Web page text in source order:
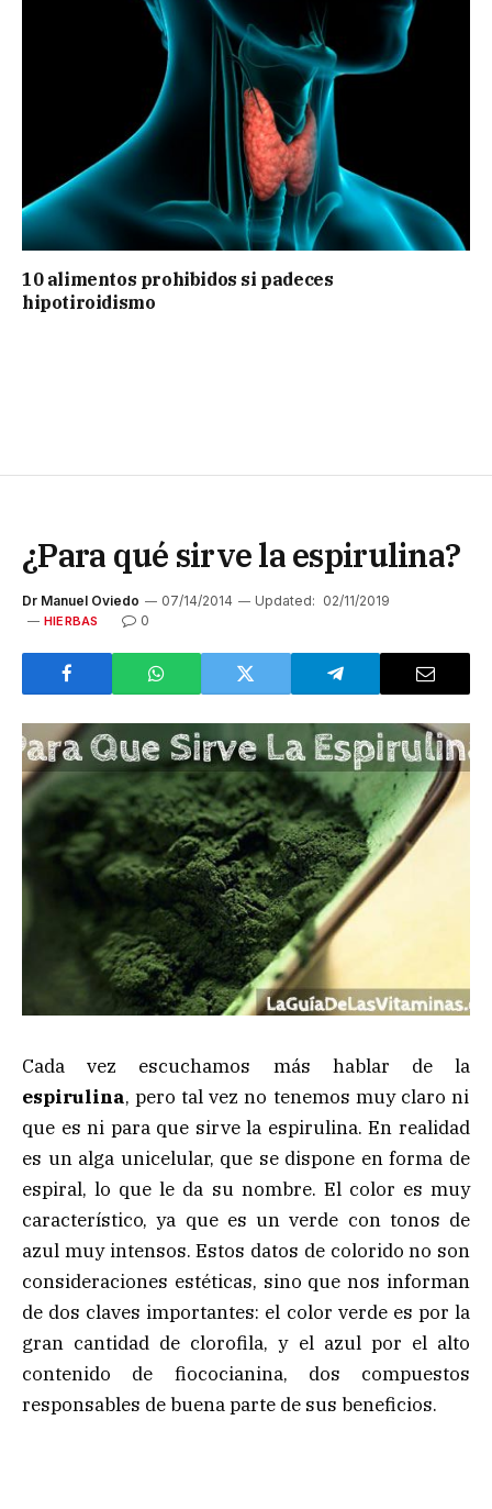
10 alimentos prohibidos si padeces
hipotiroidismo
¿Para qué sirve la espirulina?
Dr Manuel Oviedo 07/14/2014 Updated: 02/11/2019
HIERBAS 0
Cada vez escuchamos más hablar de la
espirulina, pero tal vez no tenemos muy claro ni
que es ni para que sirve la espirulina. En realidad
es un alga unicelular, que se dispone en forma de
espiral, lo que le da su nombre. El color es muy
característico, ya que es un verde con tonos de
azul muy intensos. Estos datos de colorido no son
consideraciones estéticas, sino que nos informan
de dos claves importantes: el color verde es por la
gran cantidad de clorofila, y el azul por el alto
contenido de fiococianina, dos compuestos
responsables de buena parte de sus beneficios.